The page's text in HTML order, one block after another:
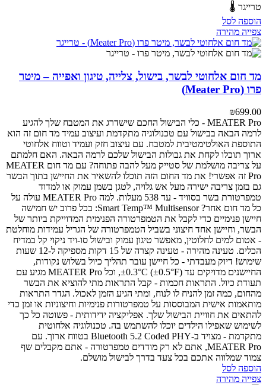
טרייגר 🌡️
הוספה לסל
צפייה מהירה
מד חום אלחוטי לבשר, בישול, צלייה, טיגון ואפייה – מיטר
פרו (Meater Pro)
₪699.00
MEATER Pro - כלי הבישול החכם שישדרג את המטבח שלך
להגיע
לרמה הבאה בבישול עם טכנולוגיה מתקדמת ועיצוב עמיד מד חום זה הוא
התוספת האולטימטיבית למטבח. עם עיצוב חזק ועמיד וטווח אלחוטי
ארוך תוכלו לקחת את גבולות הבישול שלכם לרמה הבאה. האם חלמתם
על צריבה מושלמת של סטייק מעל להבה פתוחה? עם מד חום MEATER
Pro זה אפשרי! את מד החום הזה תוכלו להשאיר את החיישן בתוך הבשר
גם בזמן צריבה ישירה מעל אש גלויה, לטגן בשמן עמוק או למדוד
טמפרטורת בשר בסוויד - עד 538 מעלות.
למה MEATER Pro עולה על
כל מד חום אחר?
Smart Temp™ Multisensor: בכל פרוב יש חמישה
חיישן פנימיים כדי לקבל את הטמפרטורה הפנימית המדוייקת ביותר של
הבשר, וחיישן אחד חיצוני בשביל הטמפרטורה של הגריל עמידות מוחלטת
- אטום למים לחלוטין, מאפשר טיגון עמוק ובישול סו-ויד ניקוי קל במדיח
הכלים.
טעינה מהירה - טעינה קצרה של 15 דקות מספיקה ל-12 שעות
שימוש! דיוק מעבדתי - כל חיישן עובר תהליך כיול בשלוש נקודות,
החיישנים מדויקים עד ±0.3°C (±0.5°F), וכל MEATER Pro מגיע עם
תעודת כיול. התראות חכמות - קבל התראות מתי להוציא את הבשר
מהחום, כמה זמן להניח לו לנוח, ומתי הגיע הזמן לאכול. הגדר התראות
מותאמות אישית המבוססות על טמפרטורות פנימיות וחיצוניות או זמן כדי
להתאים את חוויית הבישול שלך. אפליקציה ידידותית - פשוטה כל כך
לשימוש שאפילו הילדים יוכלו להשתמש בה. טכנולוגיה אלחוטית
מתקדמת - מצויד ב-Bluetooth 5.2 Coded PHY בטווח ארוך.
עם
MEATER Pro, אתם לא רק מודדים טמפרטורה - אתם מקבלים שף
צמוד שמלווה אתכם בכל צעד בדרך לבישול מושלם.
הוספה לסל
צפייה מהירה